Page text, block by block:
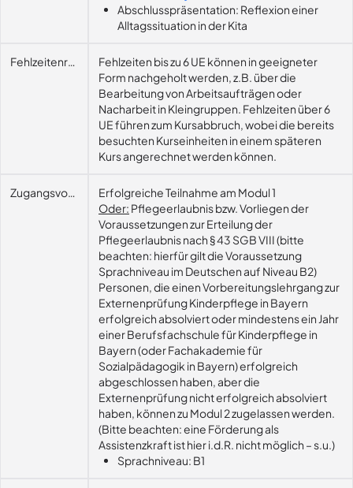
Abschlusspräsentation: Reflexion einer
Alltagssituation in der Kita
FehlzeitenregelungFehlzeiten bis zu 6 UE können in geeigneter
Form nachgeholt werden, z.B. über die
Bearbeitung von Arbeitsaufträgen oder
Nacharbeit in Kleingruppen. Fehlzeiten über 6
UE führen zum Kursabbruch, wobei die bereits
besuchten Kurseinheiten in einem späteren
Kurs angerechnet werden können.
ZugangsvoraussetzungenErfolgreiche Teilnahme am Modul 1
Oder: Pflegeerlaubnis bzw. Vorliegen der
Voraussetzungen zur Erteilung der
Pflegeerlaubnis nach § 43 SGB VIII (bitte
beachten: hierfür gilt die Voraussetzung
Sprachniveau im Deutschen auf Niveau B2)
Personen, die einen Vorbereitungslehrgang zur
Externenprüfung Kinderpflege in Bayern
erfolgreich absolviert oder mindestens ein Jahr
einer Berufsfachschule für Kinderpflege in
Bayern (oder Fachakademie für
Sozialpädagogik in Bayern) erfolgreich
abgeschlossen haben, aber die
Externenprüfung nicht erfolgreich absolviert
haben, können zu Modul 2 zugelassen werden.
(Bitte beachten: eine Förderung als
Assistenzkraft ist hier i.d.R. nicht möglich – s.u.)
Sprachniveau: B1